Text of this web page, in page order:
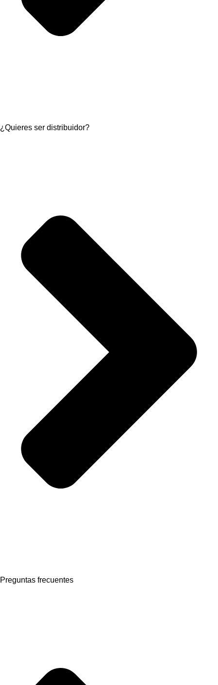
¿Quieres ser distribuidor?
Preguntas frecuentes